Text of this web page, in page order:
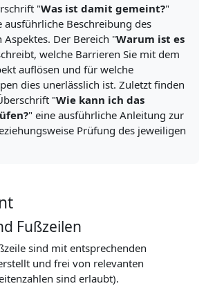
"Was ist damit gemeint?"
ausführliche Beschreibung des
Aspektes. Der Bereich "Warum ist es
welche Barrieren Sie mit dem
auflösen und für welche
dies unerlässlich ist. Zuletzt finden
"Wie kann ich das
" eine ausführliche Anleitung zur
Prüfung des jeweiligen
Fußzeilen
sind mit entsprechenden
und frei von relevanten
sind erlaubt).